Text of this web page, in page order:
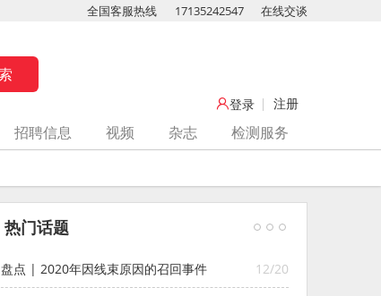
全国客服热线 17135242547 在线交谈
登录 注册
招聘信息 视频 杂志
检测服务
热门话题
12/20
盘点 | 2020年因线束原因的召回事件